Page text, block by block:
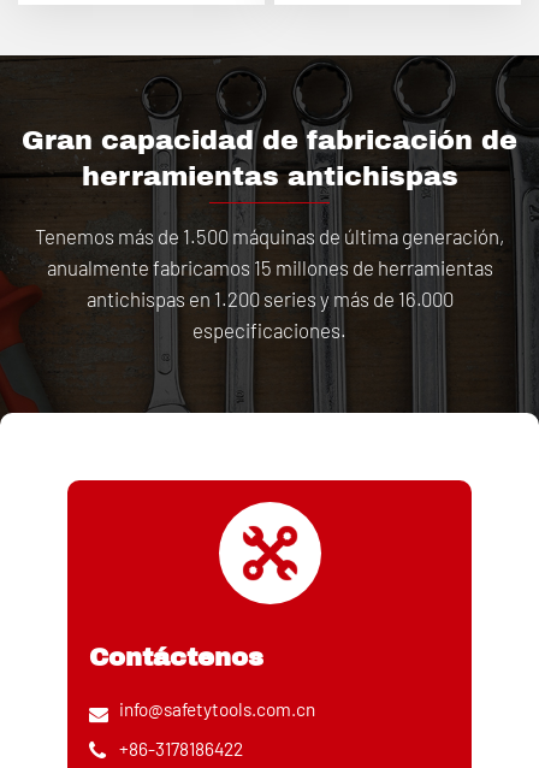
Gran capacidad de fabricación de
herramientas antichispas
Tenemos más de 1.500 máquinas de última generación,
anualmente fabricamos 15 millones de herramientas
antichispas en 1.200 series y más de 16.000
especificaciones.
Contáctenos
info@safetytools.com.cn
+86-3178186422